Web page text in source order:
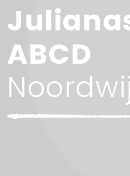
ABCD